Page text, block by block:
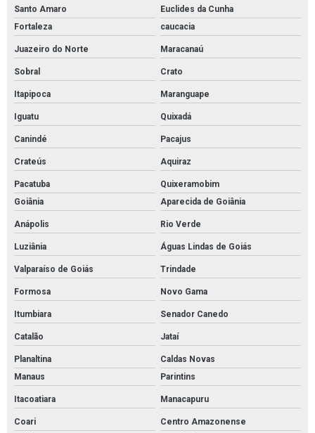
Santo Amaro
Euclides da Cunha
Fortaleza
caucacia
Juazeiro do Norte Maracanaú
Sobral Crato
Itapipoca Maranguape
Iguatu Quixadá
Canindé Pacajus
Crateús Aquiraz
Pacatuba
Quixeramobim
Goiânia
Aparecida de Goiânia
Anápolis Rio Verde
Luziânia Águas Lindas de Goiás
Valparaíso de Goiás Trindade
Formosa Novo Gama
Itumbiara Senador Canedo
Catalão Jataí
Planaltina
Caldas Novas
Manaus
Parintins
Itacoatiara Manacapuru
Coari
Centro Amazonense